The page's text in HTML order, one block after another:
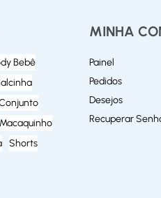
Bebê
Macaquinho
Shorts
MINHA
Painel
Pedidos
Desejos
Recuperar